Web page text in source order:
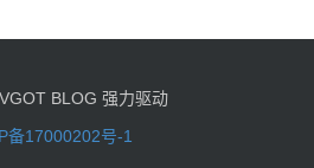
BLOG 强力驱动
备17000202号-1